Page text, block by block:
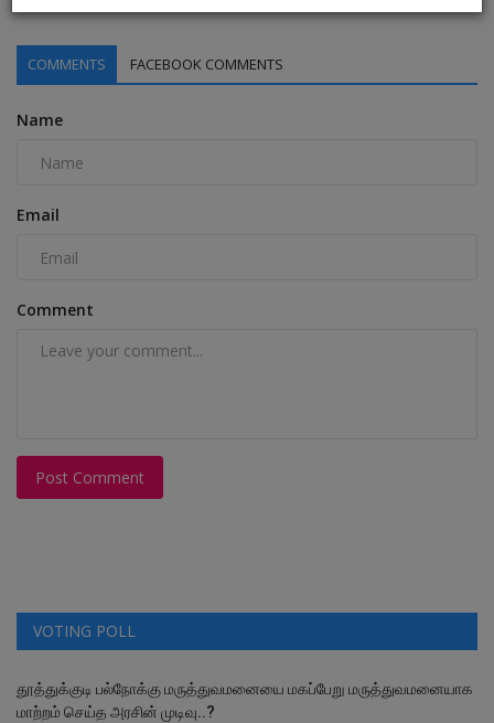
COMMENTS FACEBOOK COMMENTS
Name
Email
Comment
Post Comment
VOTING POLL
தூத்துக்குடி பல்நோக்கு மருத்துவமனையை மகப்பேறு மருத்துவமனையாக
மாற்றம் செய்த அரசின் முடிவு..?